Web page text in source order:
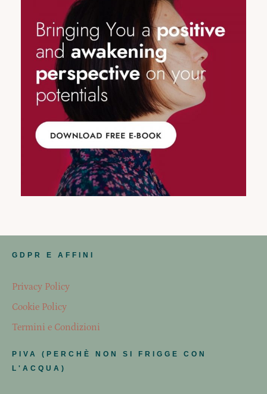
GDPR E AFFINI
Privacy Policy
Cookie Policy
Termini e Condizioni
PIVA (PERCHÈ NON SI FRIGGE CON
L'ACQUA)